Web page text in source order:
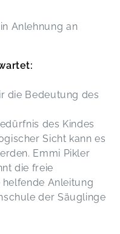
Anlehnung an
die Bedeutung des
des Kindes
Sicht kann es
Emmi Pikler
die freie
Anleitung
der Säuglinge